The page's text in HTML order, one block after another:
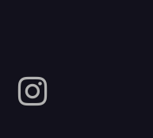
Instagram